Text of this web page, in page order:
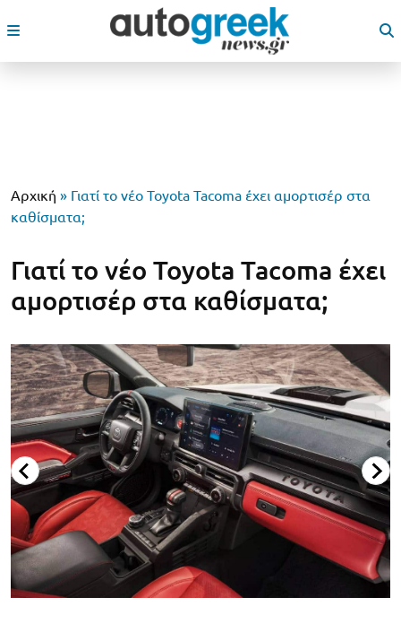
Αρχική » Γιατί το νέο Toyota Tacoma έχει αμορτισέρ στα
καθίσματα;
Γιατί το νέο Toyota Tacoma έχει
αμορτισέρ στα καθίσματα;